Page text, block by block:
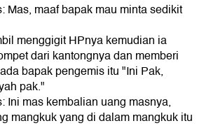
Mas, maaf bapak mau minta sedikit
menggigit HPnya kemudian ia
dari kantongnya dan memberi
bapak pengemis itu "Ini Pak,
pak."
Ini mas kembalian uang masnya,
mangkuk yang di dalam mangkuk itu